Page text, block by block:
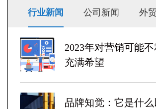
行业新闻 公司新闻 外
2023年对营销可能
充满希望
品牌知觉：它是什